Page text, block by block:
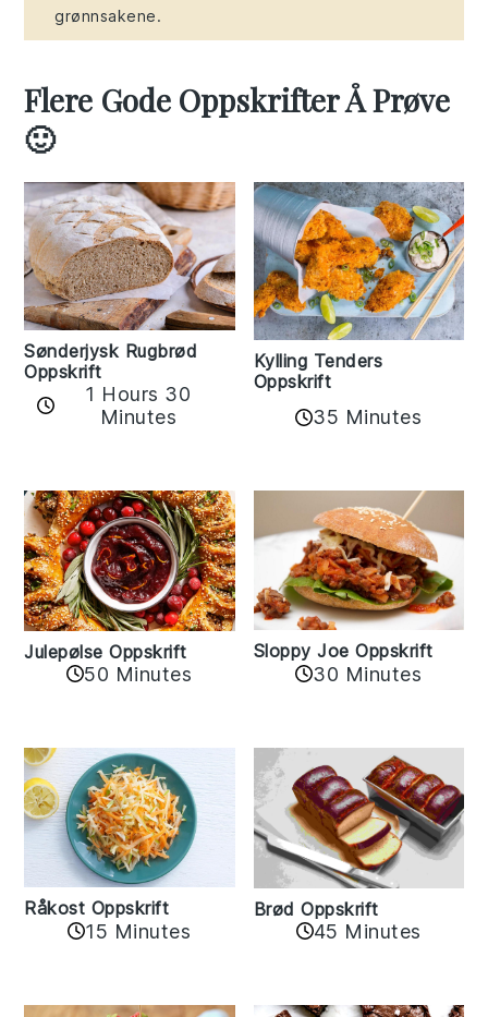
grønnsakene.
Flere Gode Oppskrifter Å Prøve
🙂
Sønderjysk Rugbrød
Oppskrift
1 Hours 30
Minutes
Kylling Tenders
Oppskrift
35 Minutes
Julepølse Oppskrift
50 Minutes
Sloppy Joe Oppskrift
30 Minutes
Råkost Oppskrift
15 Minutes
Brød Oppskrift
45 Minutes